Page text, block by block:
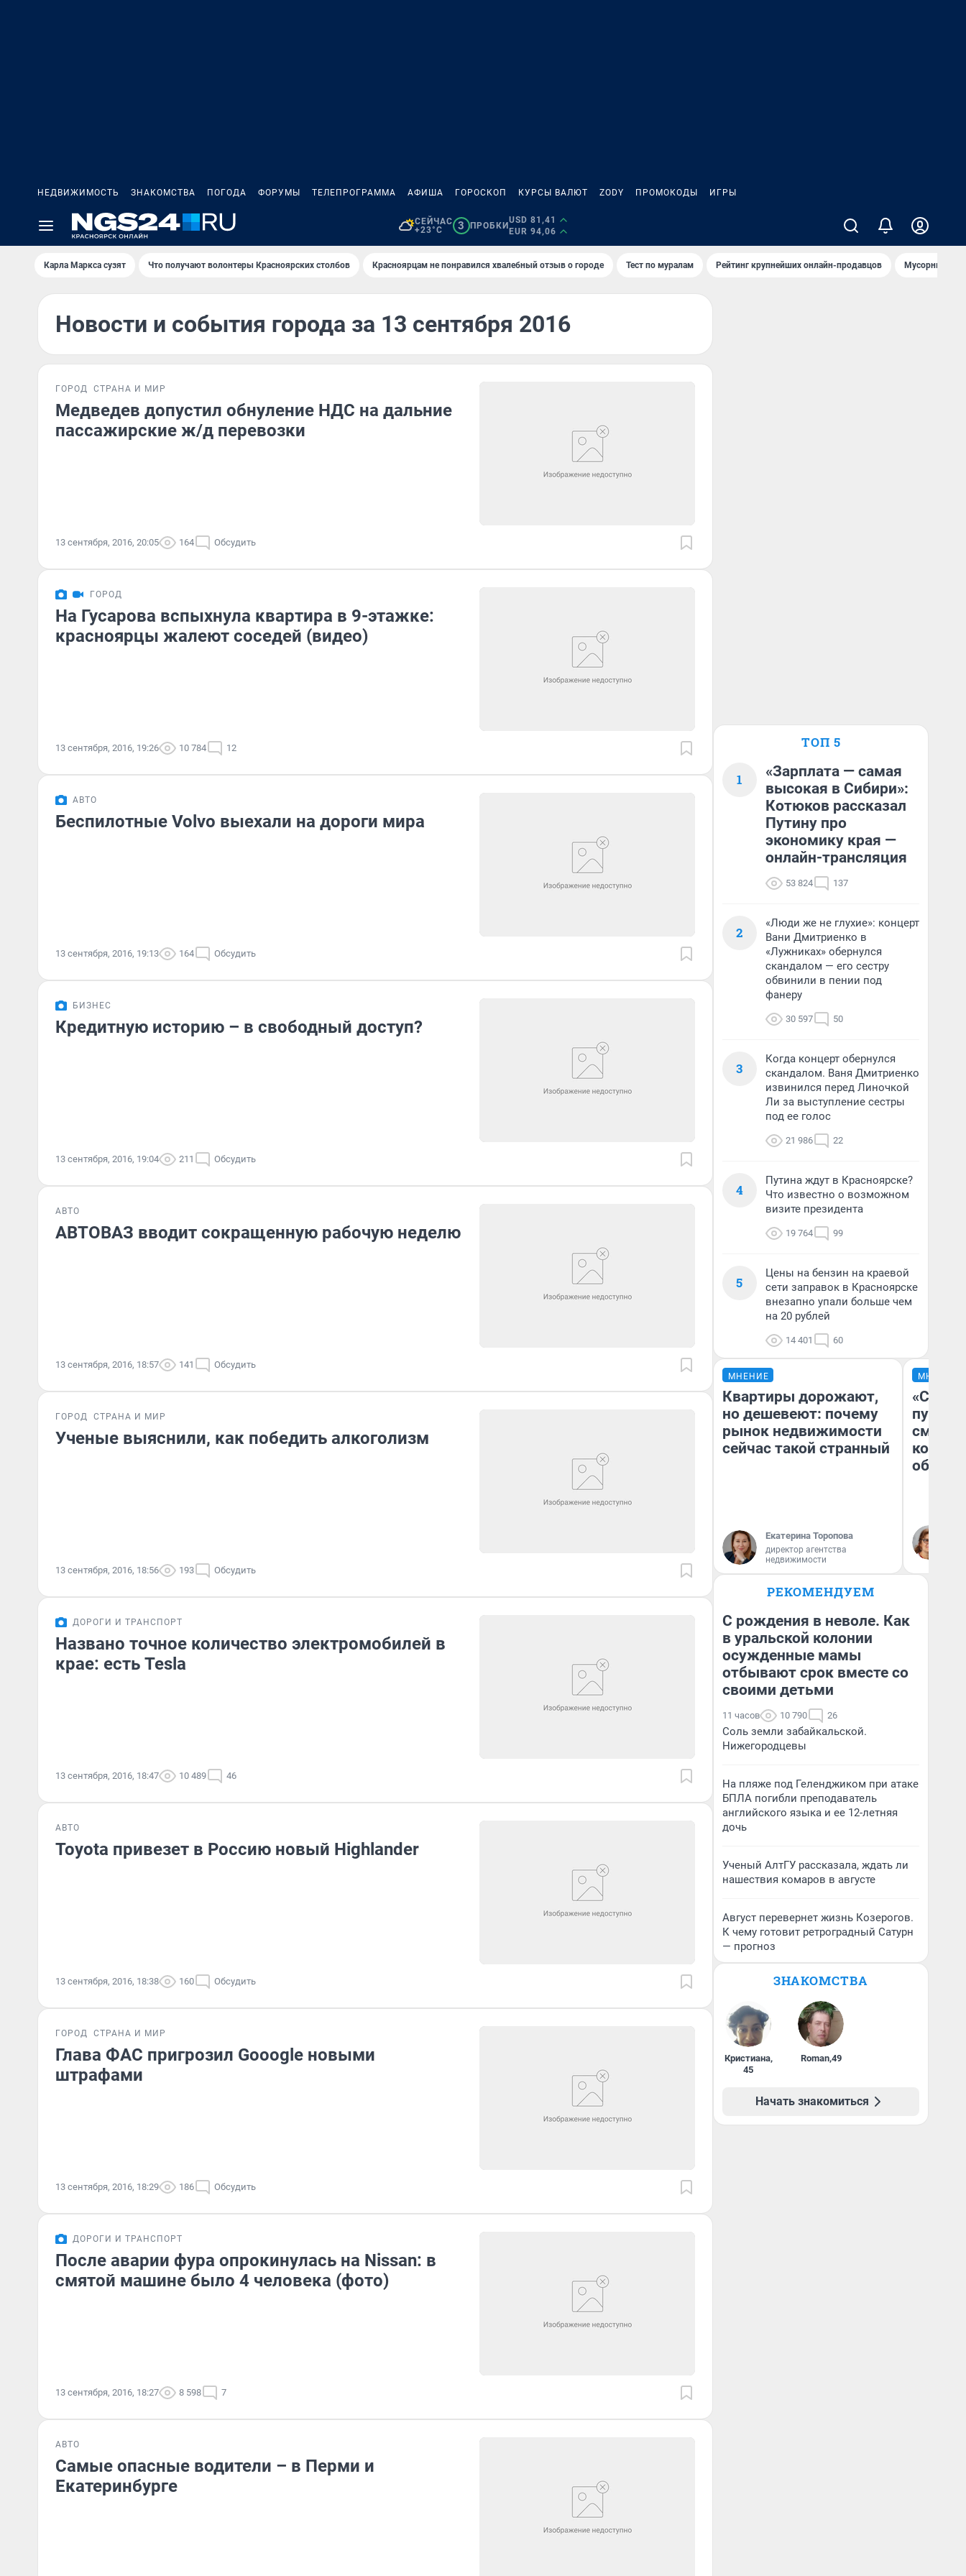
НЕДВИЖИМОСТЬ ЗНАКОМСТВА ПОГОДА ФОРУМЫ ТЕЛЕПРОГРАММА АФИША ГОРОСКОП КУРСЫ ВАЛЮТ ZODY ПРОМОКОДЫ ИГРЫ
СЕЙЧАС
+23°C
3 ПРОБКИ
USD 81,41
EUR 94,06
Карла Маркса сузят Что получают волонтеры Красноярских столбов Красноярцам не понравился хвалебный отзыв о городе Тест по мурaлaм Рейтинг крупнейших онлайн-продавцов Мусорный
Новости и события города за 13 сентября 2016
ГОРОД СТРАНА И МИР
Медведев допустил обнуление НДС на дальние
пассажирские ж/д перевозки
13 сентября, 2016, 20:05 164 Обсудить
ГОРОД
На Гусарова вспыхнула квартира в 9-этажке:
красноярцы жалеют соседей (видео)
13 сентября, 2016, 19:26 10 784 12
АВТО
Беспилотные Volvo выехали на дороги мира
13 сентября, 2016, 19:13 164 Обсудить
БИЗНЕС
Кредитную историю – в свободный доступ?
13 сентября, 2016, 19:04 211 Обсудить
АВТО
АВТОВАЗ вводит сокращенную рабочую неделю
13 сентября, 2016, 18:57 141 Обсудить
ГОРОД СТРАНА И МИР
Ученые выяснили, как победить алкоголизм
13 сентября, 2016, 18:56 193 Обсудить
ДОРОГИ И ТРАНСПОРТ
Названо точное количество электромобилей в
крае: есть Tesla
13 сентября, 2016, 18:47 10 489 46
АВТО
Toyota привезет в Россию новый Highlander
13 сентября, 2016, 18:38 160 Обсудить
ГОРОД СТРАНА И МИР
Глава ФАС пригрозил Gooogle новыми
штрафами
13 сентября, 2016, 18:29 186 Обсудить
ДОРОГИ И ТРАНСПОРТ
После аварии фура опрокинулась на Nissan: в
смятой машине было 4 человека (фото)
13 сентября, 2016, 18:27 8 598 7
АВТО
Самые опасные водители – в Перми и
Екатеринбурге
ТОП 5
1
«Зарплата — самая
высокая в Сибири»:
Котюков рассказал
Путину про
экономику края —
онлайн-трансляция
53 824 137
2
«Люди же не глухие»: концерт
Вани Дмитриенко в
«Лужниках» обернулся
скандалом — его сестру
обвинили в пении под
фанеру
30 597 50
3
Когда концерт обернулся
скандалом. Ваня Дмитриенко
извинился перед Линочкой
Ли за выступление сестры
под ее голос
21 986 22
4
Путина ждут в Красноярске?
Что известно о возможном
визите президента
19 764 99
5
Цены на бензин на краевой
сети заправок в Красноярске
внезапно упали больше чем
на 20 рублей
14 401 60
МНЕНИЕ
Квартиры дорожают,
но дешевеют: почему
рынок недвижимости
сейчас такой странный
Екатерина Торопова
директор агентства
недвижимости
МНЕНИЕ
РЕКОМЕНДУЕМ
С рождения в неволе. Как
в уральской колонии
осужденные мамы
отбывают срок вместе со
своими детьми
11 часов 10 790 26
Соль земли забайкальской.
Нижегородцевы
На пляже под Геленджиком при атаке
БПЛА погибли преподаватель
английского языка и ее 12-летняя
дочь
Ученый АлтГУ рассказала, ждать ли
нашествия комаров в августе
Август перевернет жизнь Козерогов.
К чему готовит ретроградный Сатурн
— прогноз
ЗНАКОМСТВА
Кристиана,
45
Roman,49
Начать знакомиться